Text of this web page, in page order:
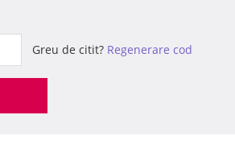
Greu de citit? Regenerare cod